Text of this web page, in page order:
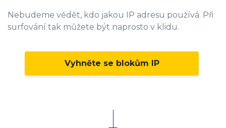
Nebudeme vědět, kdo jakou IP adresu používá. Při
surfování tak můžete být naprosto v klidu.
Vyhněte se blokům IP